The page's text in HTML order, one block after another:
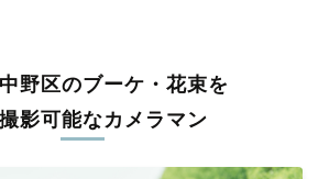
律。わかりやすく安心の価格設定です。オ
な審査に合格し、撮影技術やホスピタリテ
カメラマンが全国47都道府県に在籍してい
野区のブーケ・花束を
影可能なカメラマン